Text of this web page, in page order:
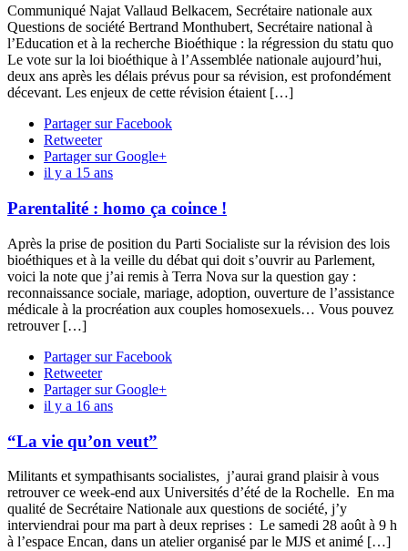
Communiqué Najat Vallaud Belkacem, Secrétaire nationale aux
Questions de société Bertrand Monthubert, Secrétaire national à
l’Education et à la recherche Bioéthique : la régression du statu quo
Le vote sur la loi bioéthique à l’Assemblée nationale aujourd’hui,
deux ans après les délais prévus pour sa révision, est profondément
décevant. Les enjeux de cette révision étaient […]
Partager sur Facebook
Retweeter
Partager sur Google+
il y a 15 ans
Parentalité : homo ça coince !
Après la prise de position du Parti Socialiste sur la révision des lois
bioéthiques et à la veille du débat qui doit s’ouvrir au Parlement,
voici la note que j’ai remis à Terra Nova sur la question gay :
reconnaissance sociale, mariage, adoption, ouverture de l’assistance
médicale à la procréation aux couples homosexuels… Vous pouvez
retrouver […]
Partager sur Facebook
Retweeter
Partager sur Google+
il y a 16 ans
“La vie qu’on veut”
Militants et sympathisants socialistes, j’aurai grand plaisir à vous
retrouver ce week-end aux Universités d’été de la Rochelle. En ma
qualité de Secrétaire Nationale aux questions de société, j’y
interviendrai pour ma part à deux reprises : Le samedi 28 août à 9 h
à l’espace Encan, dans un atelier organisé par le MJS et animé […]